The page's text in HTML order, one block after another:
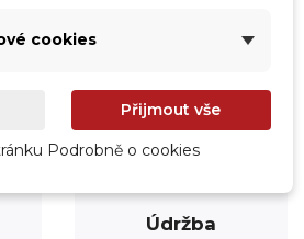
Údržba
cookies
Přijmout vše
Podrobně o cookies